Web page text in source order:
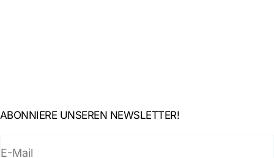
ABONNIERE UNSEREN NEWSLETTER!
Mail